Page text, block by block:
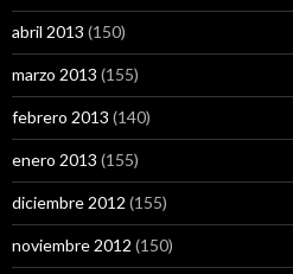
abril 2013 (150)
marzo 2013 (155)
febrero 2013 (140)
enero 2013 (155)
diciembre 2012 (155)
noviembre 2012 (150)